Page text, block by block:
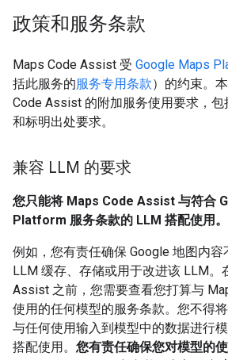
政策和服务条款
Maps Code Assist 受 Google Maps
括此服务的服务专用条款）的约束。
Code Assist 的附加服务使用要求，
和标明出处要求。
兼容 LLM 的要求
您只能将 Maps Code Assist 与符合
Platform 服务条款的 LLM 搭配使用。
例如，您有责任确保 Google 地图内
LLM 缓存、存储或用于改进该 LLM。
Assist 之前，您需要查看您打算与
使用的任何模型的服务条款。您不得
与任何使用输入到模型中的数据进行
搭配使用。 您有责任确保您对模型的